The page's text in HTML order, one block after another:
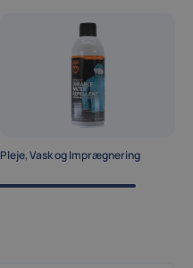
Pleje, Vask og Imprægnering